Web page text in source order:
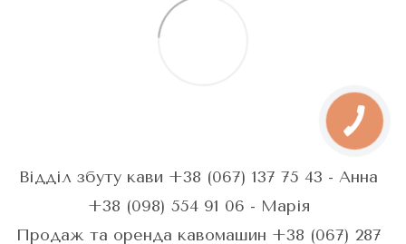
Відділ збуту кави +38 (067) 137 75 43 - Анна
+38 (098) 554 91 06 - Марія
Продаж та оренда кавомашин +38 (067) 287